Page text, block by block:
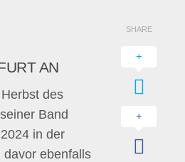
AN
des
Band
in der
davor ebenfalls
SHARE